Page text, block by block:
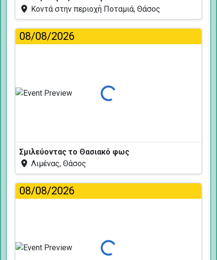
Κοντά στην περιοχή Ποταμιά, Θάσος
08/08/2026
Φόρτωση...
Σμιλεύοντας το Θασιακό φως
Λιμένας, Θάσος
08/08/2026
Φόρτωση...